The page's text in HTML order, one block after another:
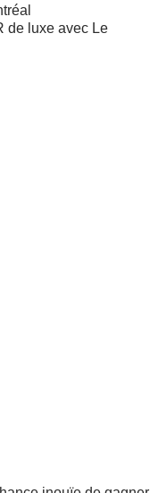
de luxe avec Le